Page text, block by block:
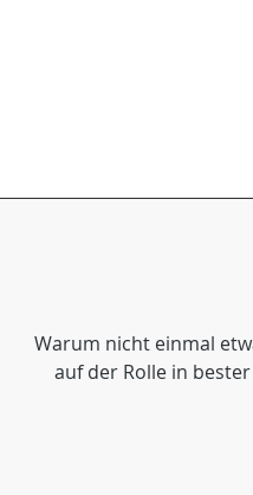
Warum nicht einmal
auf der Rolle in